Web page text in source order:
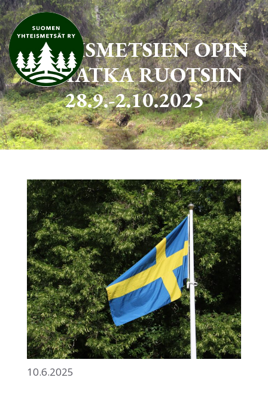
Siirry
sisältöön
YHTEISMETSIEN OPIN
TOMATKA RUOTSIIN
28.9.-2.10.2025
10.6.2025